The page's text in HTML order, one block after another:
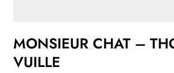
MONSIEUR CHAT –
VUILLE